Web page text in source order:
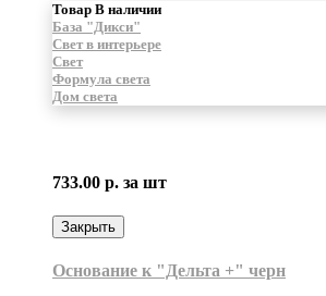
Товар В наличии
База "Дикси"
Свет в интерьере
Свет
Формула света
Дом света
733.00 р. за шт
Закрыть
Основание к "Дельта +" черн